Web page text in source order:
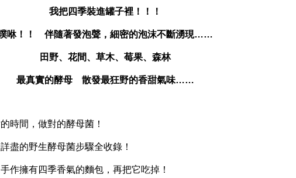
我把四季裝進罐子裡！！！
咻！！ 伴隨著發泡聲，細密的泡沫不斷湧現……
田野、花間、草木、莓果、森林
最真實的酵母 散發最狂野的香甜氣味……
間，做對的酵母菌！
的野生酵母菌步驟全收錄！
擁有四季香氣的麵包，再把它吃掉！